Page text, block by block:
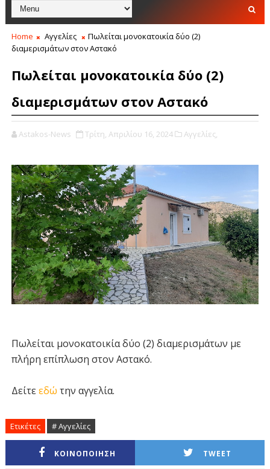
Home Αγγελίες
Πωλείται μονοκατοικία δύο (2)
διαμερισμάτων στον Αστακό
Πωλείται μονοκατοικία δύο (2)
διαμερισμάτων στον Αστακό
Astakos-News Τρίτη, Απριλίου 16, 2024 Αγγελίες,
Πωλείται μονοκατοικία δύο (2) διαμερισμάτων με
πλήρη επίπλωση στον Αστακό.
Δείτεεδώ την αγγελία.
Ετικέτες # Αγγελίες
ΚΟΙΝΟΠΟΙΗΣΗ TWEET